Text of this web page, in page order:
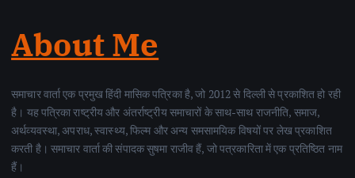
About Me
समाचार वार्ता एक प्रमुख हिंदी मासिक पत्रिका है, जो 2012 से दिल्ली से प्रकाशित हो रही
है। यह पत्रिका राष्ट्रीय और अंतर्राष्ट्रीय समाचारों के साथ-साथ राजनीति, समाज,
अर्थव्यवस्था, अपराध, स्वास्थ्य, फिल्म और अन्य समसामयिक विषयों पर लेख प्रकाशित
करती है। समाचार वार्ता की संपादक सुषमा राजीव हैं, जो पत्रकारिता में एक प्रतिष्ठित नाम
हैं।